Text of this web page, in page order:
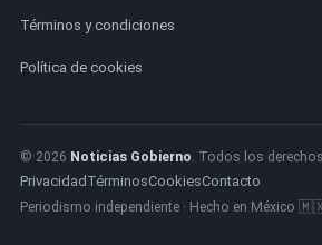
Términos y condiciones
Política de cookies
© 2026 Noticias Gobierno. Todos los
Privacidad TérminosCookiesContacto
Periodismo independiente · Hecho en México